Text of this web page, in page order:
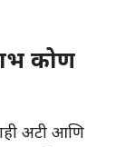
कोण
अटी आणि